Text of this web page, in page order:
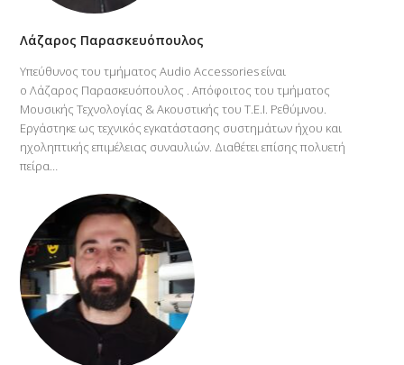
Λάζαρος Παρασκευόπουλος
Υπεύθυνος του τμήματος Audio Accessories είναι
ο Λάζαρος Παρασκευόπουλος . Απόφοιτος του τμήματος
Μουσικής Τεχνολογίας & Ακουστικής του Τ.Ε.Ι. Ρεθύμνου.
Εργάστηκε ως τεχνικός εγκατάστασης συστημάτων ήχου και
ηχοληπτικής επιμέλειας συναυλιών. Διαθέτει επίσης πολυετή
πείρα…